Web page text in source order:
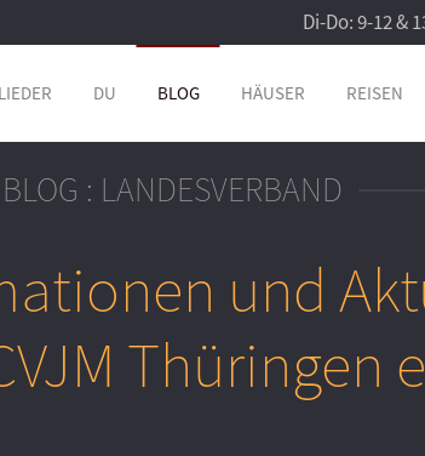
Di-Do: 9-12 &
DU BLOG HÄUSER REISEN
BLOG : LANDESVERBAND
und
Thüringen